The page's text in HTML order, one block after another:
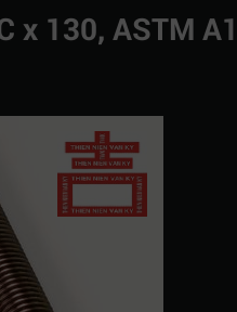
x 130, ASTM